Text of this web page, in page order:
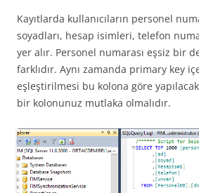
Kayıtlarda kullanıcıların personel
soyadları, hesap isimleri, telefon
yer alır. Personel numarası eşsiz bir
farklıdır. Aynı zamanda primary key
eşleştirilmesi bu kolona göre
bir kolonunuz mutlaka olmalıdır.